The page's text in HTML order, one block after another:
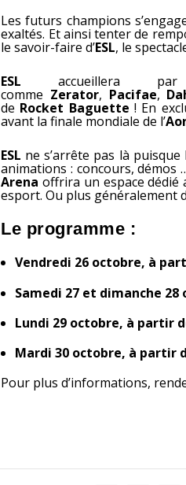
Les futurs champions
exaltés. Et ainsi tenter de
le savoir-faire d’ESL, le
ESL accueillera
comme Zerator, Pacifae,
de Rocket Baguette! En
avant la finale mondiale de l’
ESL ne s’arrête pas là
animations : concours,
Arena offrira un espace
esport. Ou plus généralement
Le programme :
Vendredi 26 octobre, à
Samedi 27 et dimanche
Lundi 29 octobre, à partir
Mardi 30 octobre, à partir
Pour plus d’informations,